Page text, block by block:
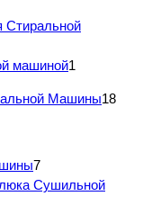
Стиральной
машиной1
Машины18
7
люка Сушильной